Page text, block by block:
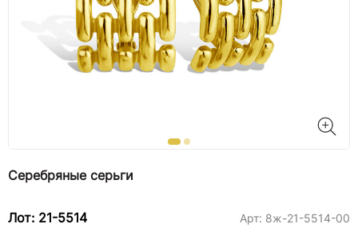
Серебряные серьги
Лот: 21-5514 Арт: 8ж-21-5514-00